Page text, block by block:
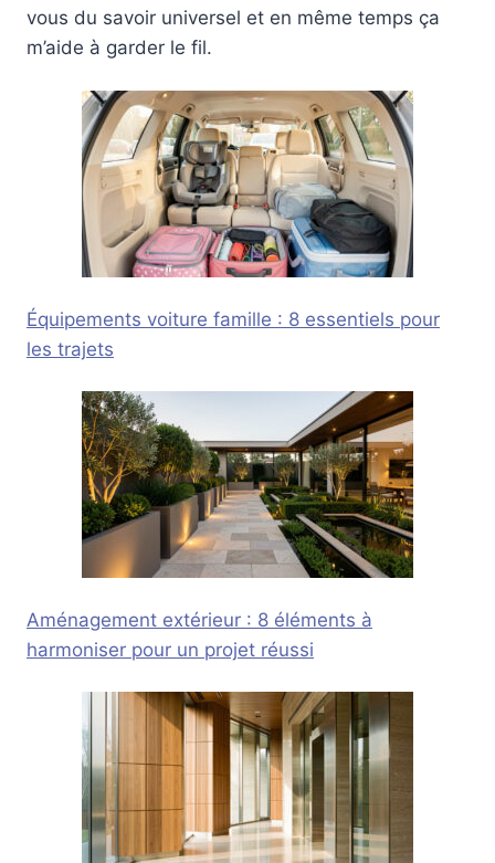
vous du savoir universel et en même temps ça
m’aide à garder le fil.
Équipements voiture famille : 8 essentiels pour
les trajets
Aménagement extérieur : 8 éléments à
harmoniser pour un projet réussi